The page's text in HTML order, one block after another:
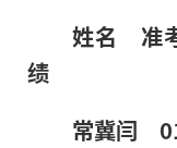
姓名 准
绩
常冀闫